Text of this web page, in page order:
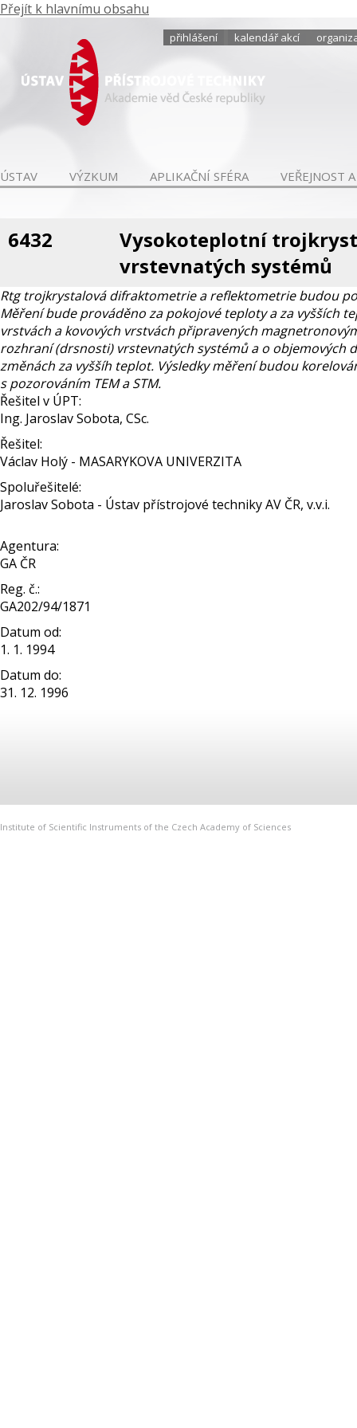
Přejít k hlavnímu obsahu
přihlášení kalendář akcí
ÚSTAV VÝZKUM APLIKAČNÍ SFÉRA VEŘEJNOST
6432
Vysokoteplotní
vrstevnatých systémů
Rtg trojkrystalová difraktometrie a reflektometrie budou
Měření bude prováděno za pokojové teploty a za vyšších
vrstvách a kovových vrstvách připravených
rozhraní (drsnosti) vrstevnatých systémů a o objemových
změnách za vyššíh teplot. Výsledky měření budou
s pozorováním TEM a STM.
Řešitel v ÚPT:
Ing. Jaroslav Sobota, CSc.
Řešitel:
Václav Holý - MASARYKOVA UNIVERZITA
Spoluřešitelé:
Jaroslav Sobota - Ústav přístrojové techniky AV ČR, v.v.i.
Agentura:
GA ČR
Reg. č.:
GA202/94/1871
Datum od:
1. 1. 1994
Datum do:
31. 12. 1996
Institute of Scientific Instruments of the Czech Academy of Sciences